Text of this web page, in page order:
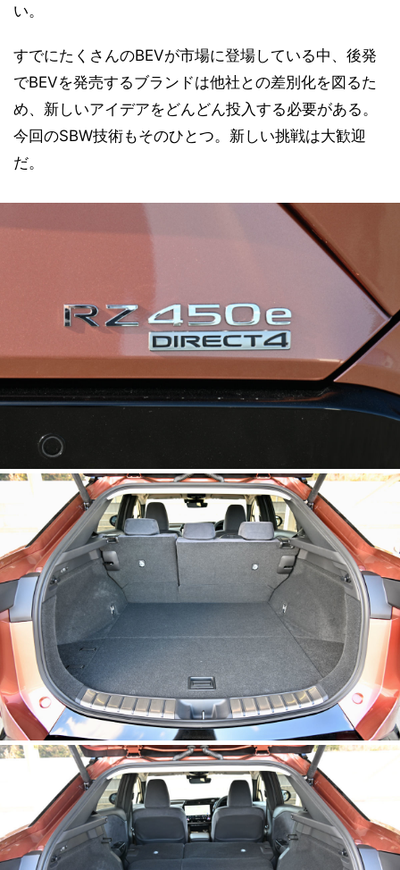
い。
すでにたくさんのBEVが市場に登場している中、後発
でBEVを発売するブランドは他社との差別化を図るた
め、新しいアイデアをどんどん投入する必要がある。
今回のSBW技術もそのひとつ。新しい挑戦は大歓迎
だ。